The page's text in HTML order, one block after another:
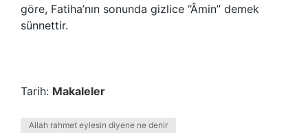
göre, Fatiha’nın sonunda gizlice “Âmin” demek
sünnettir.
Tarih: Makaleler
Allah rahmet eylesin diyene ne denir